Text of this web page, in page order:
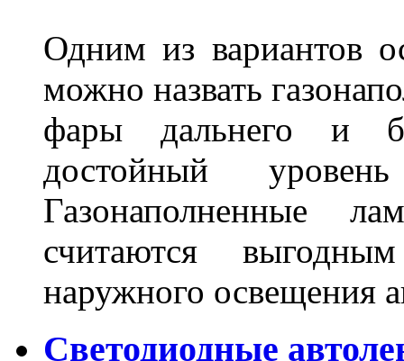
Одним из вариантов
можно назвать
фары дальнего и
достойный
Газонаполненные
считаются
наружного освещения
Светодиодные